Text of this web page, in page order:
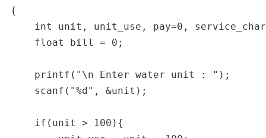
{
int unit, unit_use, pay=0,
    float bill = 0;
    printf("\n Enter water unit : ");
    scanf("%d", &unit);
    if(unit > 100){